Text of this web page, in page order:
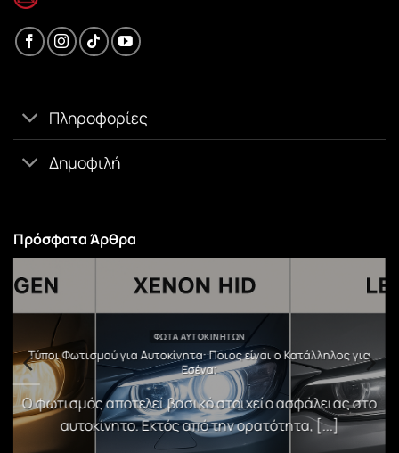
Πληροφορίες
Δημοφιλή
Πρόσφατα Άρθρα
ΦΏΤΑ ΑΥΤΟΚΙΝΉΤΩΝ
Τύποι Φωτισμού για Αυτοκίνητα: Ποιος είναι ο Κατάλληλος για
Εσένα;
Ο φωτισμός αποτελεί βασικό στοιχείο ασφάλειας στο
αυτοκίνητο. Εκτός από την ορατότητα, [...]